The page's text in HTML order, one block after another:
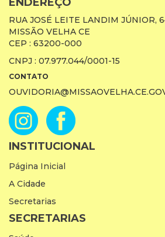
RUA JOSÉ LEITE LANDIM JÚNIOR,
MISSÃO VELHA CE
CEP : 63200-000
CNPJ : 07.977.044/0001-15
CONTATO
INSTITUCIONAL
Página Inicial
A Cidade
Secretarias
SECRETARIAS